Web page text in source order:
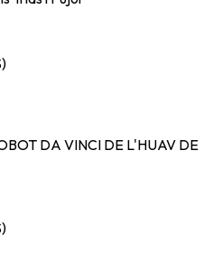
DA VINCI DE L'HUAV DE